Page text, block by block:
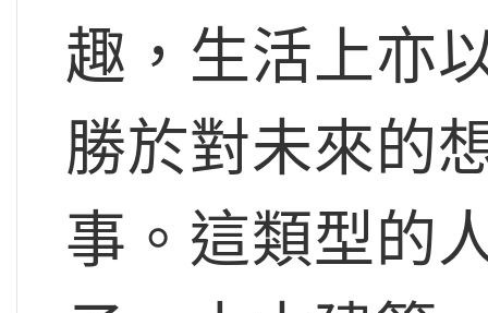
趣，生活上亦
勝於對未來的
事。這類型的